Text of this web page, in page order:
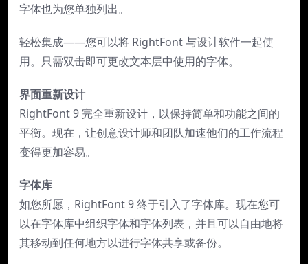
字体也为您单独列出。
轻松集成——您可以将 RightFont 与设计软件一起使
用。只需双击即可更改文本层中使用的字体。
界面重新设计
RightFont 9 完全重新设计，以保持简单和功能之间的
平衡。现在，让创意设计师和团队加速他们的工作流程
变得更加容易。
字体库
如您所愿，RightFont 9 终于引入了字体库。现在您可
以在字体库中组织字体和字体列表，并且可以自由地将
其移动到任何地方以进行字体共享或备份。